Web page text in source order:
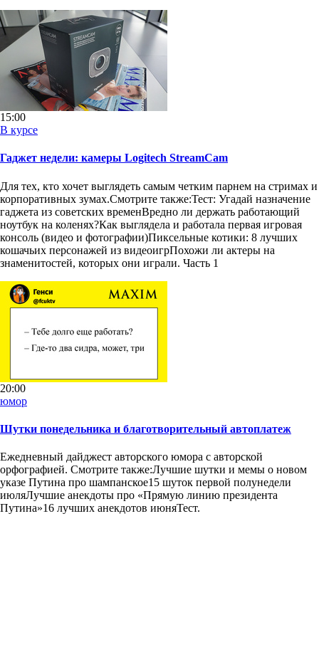
15:00
В курсе
Гаджет недели: камеры Logitech StreamCam
Для тех, кто хочет выглядеть самым четким парнем на стримах и
корпоративных зумах.Смотрите также:Тест: Угадай назначение
гаджета из советских временВредно ли держать работающий
ноутбук на коленях?Как выглядела и работала первая игровая
консоль (видео и фотографии)Пиксельные котики: 8 лучших
кошачьих персонажей из видеоигрПохожи ли актеры на
знаменитостей, которых они играли. Часть 1
20:00
юмор
Шутки понедельника и благотворительный автоплатеж
Ежедневный дайджест авторского юмора с авторской
орфографией. Смотрите также:Лучшие шутки и мемы о новом
указе Путина про шампанское15 шуток первой полунедели
июляЛучшие анекдоты про «Прямую линию президента
Путина»16 лучших анекдотов июняТест.